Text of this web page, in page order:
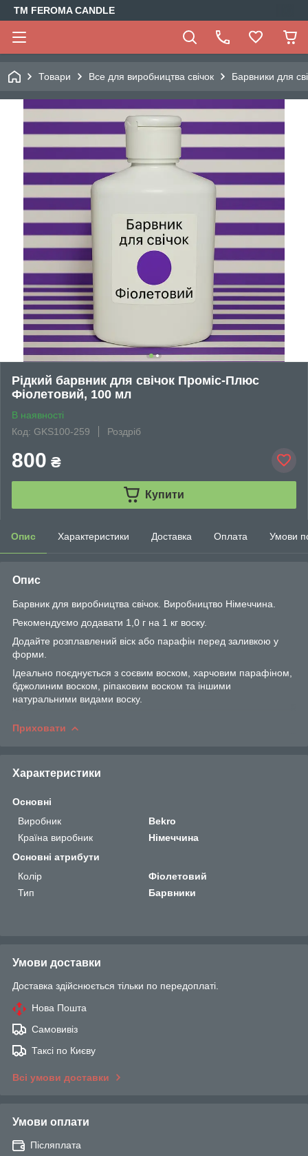
TM FEROMA CANDLE
Товари Все для виробництва свічок Барвники для
Рідкий барвник для свічок Проміс-Плюс
Фіолетовий, 100 мл
В наявності
Код: GKS100-259
Роздріб
800 ₴
Купити
Опис Характеристики Доставка Оплата Умови
Опис
Барвник для виробництва свічок. Виробництво Німеччина.
Рекомендуємо додавати 1,0 г на 1 кг воску.
Додайте розплавлений віск або парафін перед заливкою у
форми.
Ідеально поєднується з соєвим воском, харчовим парафіном,
бджолиним воском, ріпаковим воском та іншими
натуральними видами воску.
Приховати
Характеристики
Основні
Виробник
Bekro
Країна виробник
Німеччина
Основні атрибути
Колір
Фіолетовий
Тип
Барвники
Умови доставки
Доставка здійснюється тільки по передоплаті.
Нова Пошта
Самовивіз
Таксі по Києву
Всі умови доставки
Умови оплати
Післяплата